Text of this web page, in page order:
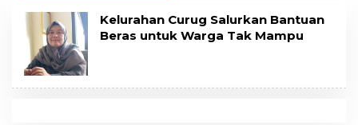
Kelurahan Curug Salurkan Bantuan
Beras untuk Warga Tak Mampu